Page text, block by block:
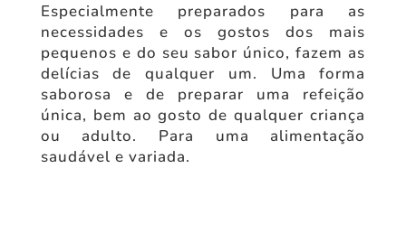
Especialmente preparados para as
necessidades e os gostos dos mais
pequenos e do seu sabor único, fazem as
delícias de qualquer um. Uma forma
saborosa e de preparar uma refeição
única, bem ao gosto de qualquer criança
ou adulto. Para uma alimentação
saudável e variada.